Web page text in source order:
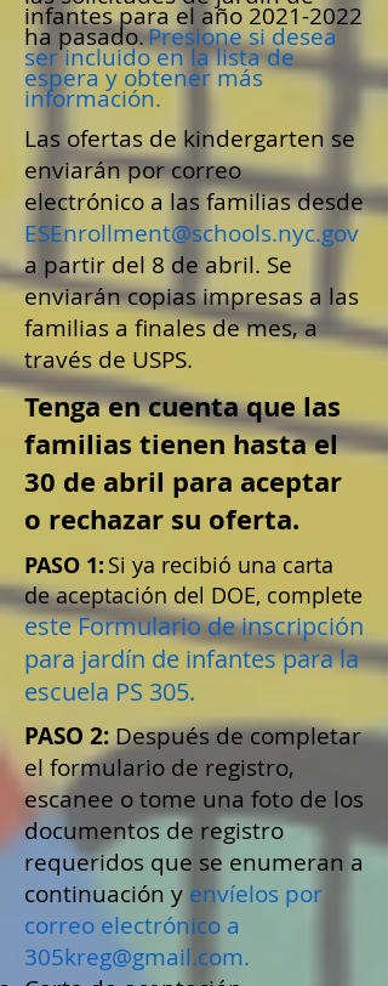
infantes para el año 2021-2022
ha pasado.Presione si desea
ser incluido en la lista de
espera y obtener más
información.
Las ofertas de kindergarten se
enviarán por correo
electrónico a las familias desde
ESEnrollment@schools.nyc.gov
a partir del 8 de abril. Se
enviarán copias impresas a las
familias a finales de mes, a
través de USPS.
Tenga en cuenta que las
familias tienen hasta el
30 de abril para aceptar
o rechazar su oferta.
PASO 1: Si ya recibió una carta
de aceptación del DOE, complete
este Formulario de inscripción
para jardín de infantes para la
escuela PS 305.
PASO 2: Después de completar
el formulario de registro,
escanee o tome una foto de los
documentos de registro
requeridos que se enumeran a
continuación y envíelos por
correo electrónico a
305kreg@gmail.com.